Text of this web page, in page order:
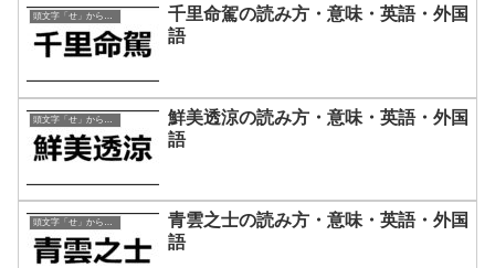
頭文字「せ」から始まる四字熟語
千里命駕の読み方・意味・英語・外国
語
鮮美透涼の読み方・意味・英語・外国
語
頭文字「せ」から始まる四字熟語
青雲之士の読み方・意味・英語・外国
語